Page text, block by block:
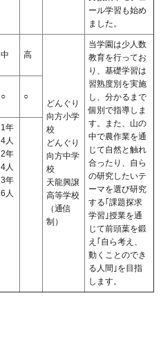
ール学習も始め
ました。
中 高
どんぐり
向方小学
校
どんぐり
向方中学
校
天龍興譲
高等学校
（通信
制）
当学園は少人数
教育を行ってお
り、基礎学習は
習熟度別を実施
し、分かるまで
個別で指導しま
す。また、山の
中で農作業を通
じて自然と触れ
合ったり、自ら
の研究したいテ
ーマを選び研究
する｢課題探求
学習｣授業を通
じて前頭葉を鍛
え｢自ら考え、
動くことのでき
る人間｣を目指
します。
○ ○
1年
4人
2年
4人
3年
6人